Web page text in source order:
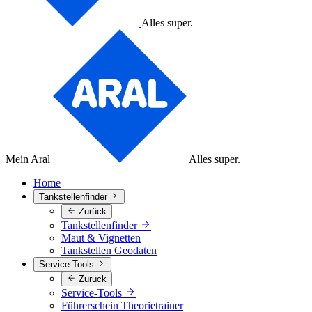
Alles super.
Mein Aral
Alles super.
Home
Tankstellenfinder
Zurück
Tankstellenfinder
Maut & Vignetten
Tankstellen Geodaten
Service-Tools
Zurück
Service-Tools
Führerschein Theorietrainer